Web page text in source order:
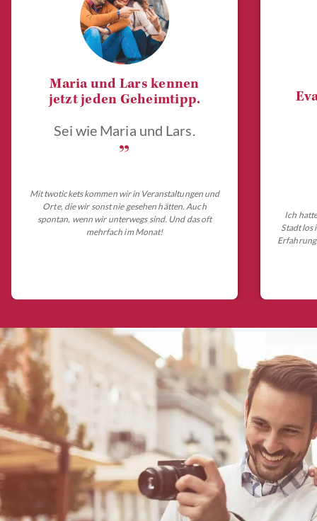
Maria und Lars kennen
jetzt jeden Geheimtipp.
Sei wie Maria und Lars.
„
Mit twotickets kommen wir in Veranstaltungen und
Orte, die wir sonst nie gesehen hätten. Auch
spontan, wenn wir unterwegs sind. Und das oft
mehrfach im Monat!
Ich
Stadt los